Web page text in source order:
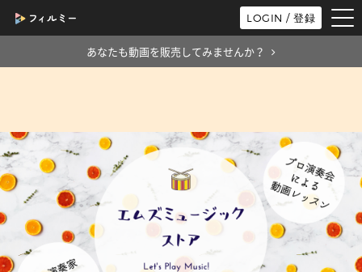
LOGIN / 登録
あなたも動画を販売してみませんか？